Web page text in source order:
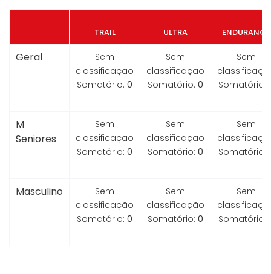
TRAIL ULTRA ENDURANCE
Geral
Sem
classificação
Somatório: 0
Sem
classificação
Somatório: 0
Sem
Somatório:
M
Seniores
Sem
classificação
Somatório: 0
Sem
classificação
Somatório: 0
Sem
Somatório:
Masculino
Sem
classificação
Somatório: 0
Sem
classificação
Somatório: 0
Sem
Somatório: